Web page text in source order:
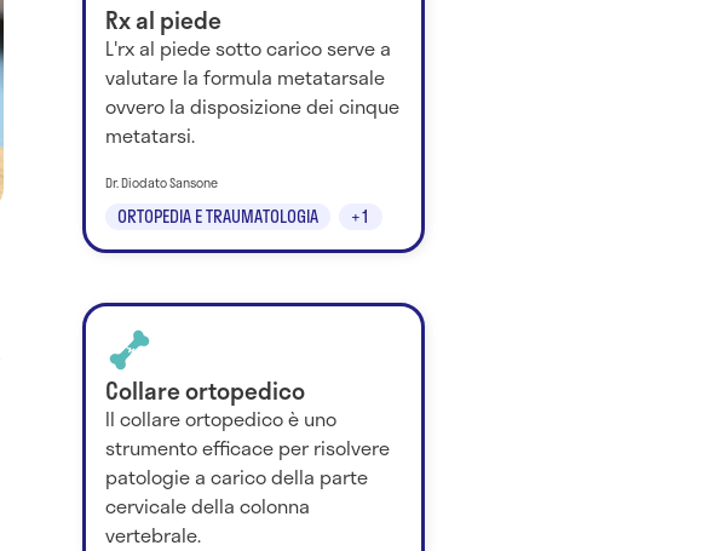
Rx al piede
L'rx al piede sotto carico serve a
valutare la formula metatarsale
ovvero la disposizione dei cinque
metatarsi.
ORTOPEDIA E TRAUMATOLOGIA +1
Dr. Diodato Sansone
Collare ortopedico
Il collare ortopedico è uno
strumento efficace per risolvere
patologie a carico della parte
cervicale della colonna
vertebrale.